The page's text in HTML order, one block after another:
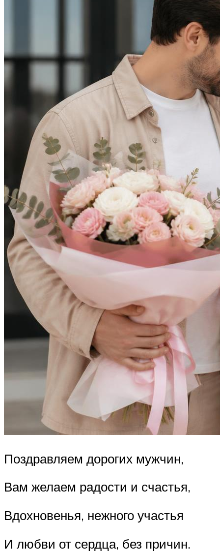
Поздравляем дорогих мужчин,
Вам желаем радости и счастья,
Вдохновенья, нежного участья
И любви от сердца, без причин.